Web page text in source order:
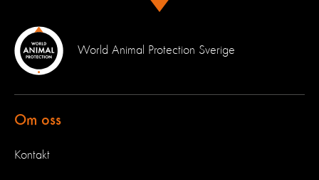
World Animal Protection Sverige
Om oss
Kontakt